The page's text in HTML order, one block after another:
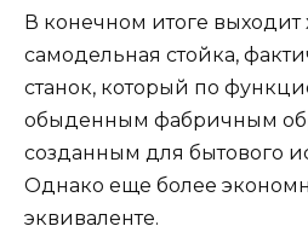
В конечном итоге выходит
самодельная стойка,
станок, который по
обыденным фабричным
созданным для бытового
Однако еще более
эквиваленте.